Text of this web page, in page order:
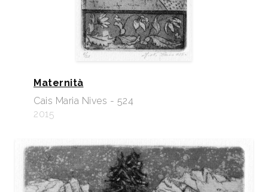
Maternità
Cais Maria Nives - 524
2015